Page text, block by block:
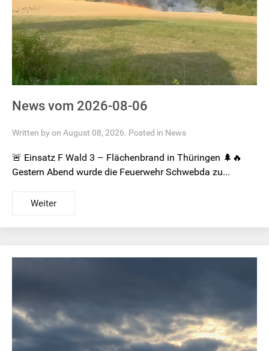
News vom 2026-08-06
Written by on August 08, 2026. Posted in News
🚨 Einsatz F Wald 3 – Flächenbrand in Thüringen 🌲🔥
Gestern Abend wurde die Feuerwehr Schwebda zu...
Weiter